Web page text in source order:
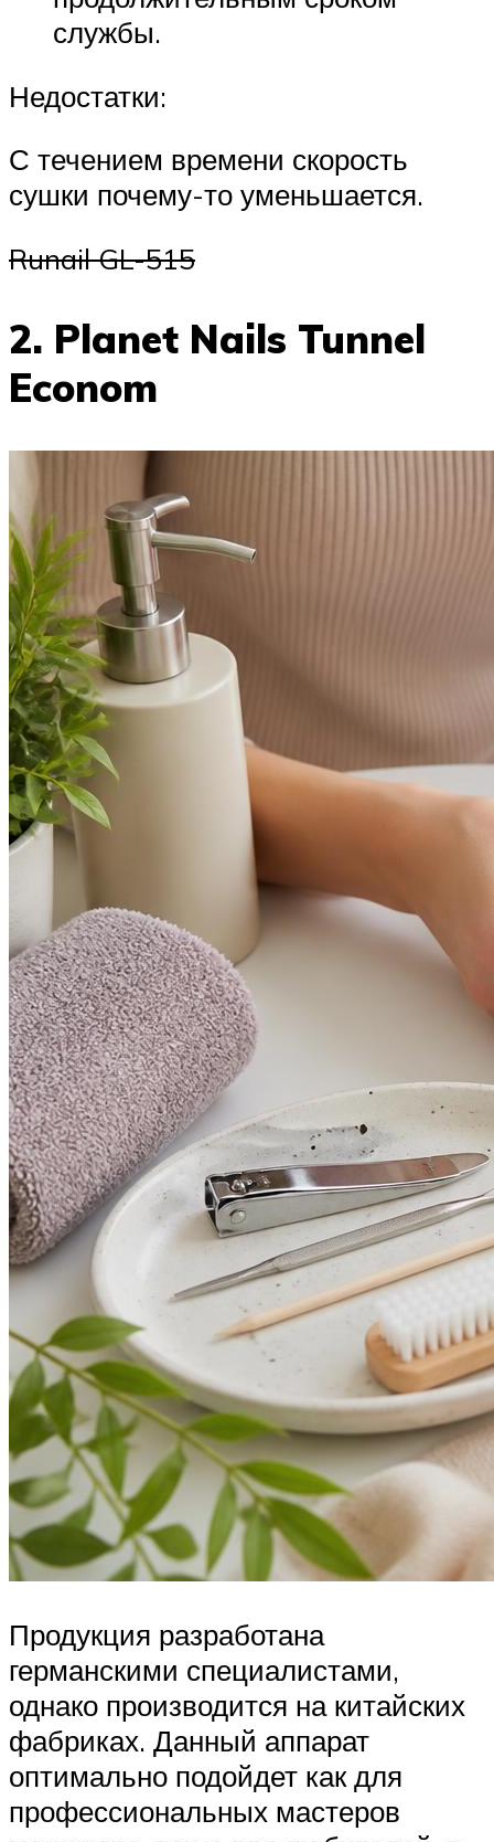
службы.
Недостатки:
С течением времени скорость
сушки почему-то уменьшается.
Runail GL-515
2. Planet Nails Tunnel
Econom
Продукция разработана
германскими специалистами,
однако производится на китайских
фабриках. Данный аппарат
оптимально подойдет как для
профессиональных мастеров